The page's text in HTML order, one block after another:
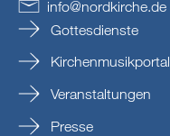
info@nordkirche.de
Gottesdienste
Kirchenmusikportal
Veranstaltungen
Presse